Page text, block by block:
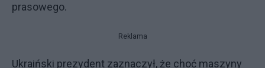
prasowego.
Reklama
Ukraiński prezydent zaznaczył, że choć maszyny